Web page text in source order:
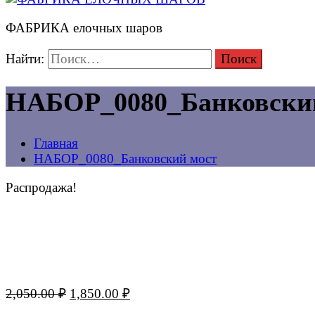
ФАБРИКА елочных шаров
Найти:
Главная
НАБОР_0080_Банковский мост
Распродажа!
2,050.00₽ 1,850.00 ₽